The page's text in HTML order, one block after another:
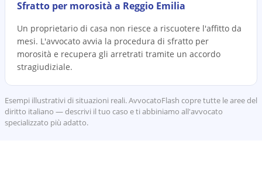
Sfratto per morosità a Reggio Emilia
Un proprietario di casa non riesce a riscuotere l'affitto da
mesi. L'avvocato avvia la procedura di sfratto per
morosità e recupera gli arretrati tramite un accordo
stragiudiziale.
Esempi illustrativi di situazioni reali. AvvocatoFlash copre tutte le aree del
diritto italiano — descrivi il tuo caso e ti abbiniamo all'avvocato
specializzato più adatto.